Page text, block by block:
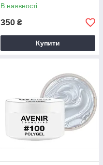
В наявності
350 ₴
Купити